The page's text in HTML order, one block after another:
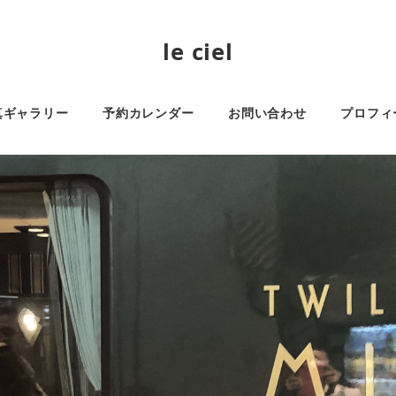
le ciel
ャラリー 予約カレンダー お問い合わせ プロフ